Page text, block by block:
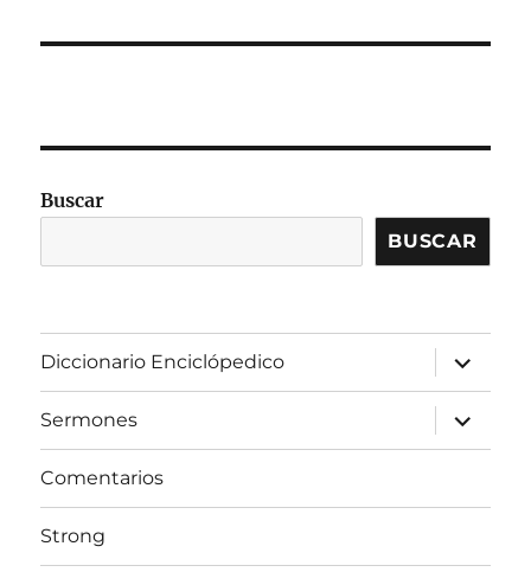
Buscar
BUSCAR
Diccionario Enciclópedico
expandir
el
menú
inferior
Sermones
expandir
el
menú
Comentarios
Strong